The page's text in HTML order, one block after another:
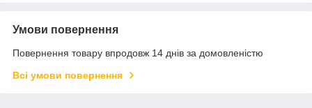
Умови повернення
Повернення товару впродовж 14 днів за домовленістю
Всі умови повернення